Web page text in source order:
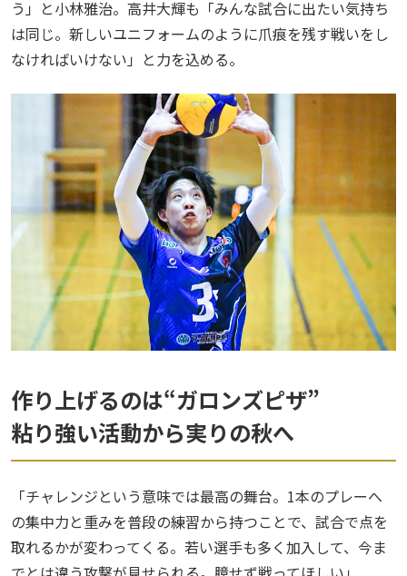
う」と小林雅治。高井大輝も「みんな試合に出たい気持ち
は同じ。新しいユニフォームのように爪痕を残す戦いをし
なければいけない」と力を込める。
作り上げるのは“ガロンズピザ”
粘り強い活動から実りの秋へ
「チャレンジという意味では最高の舞台。1本のプレーへ
の集中力と重みを普段の練習から持つことで、試合で点を
取れるかが変わってくる。若い選手も多く加入して、今ま